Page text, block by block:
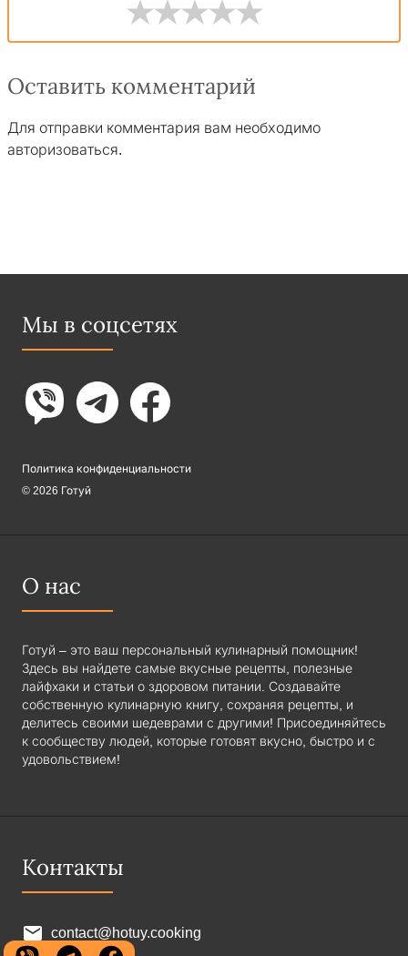
Оставить комментарий
Для отправки комментария вам необходимо
авторизоваться.
Мы в соцсетях
Политика конфиденциальности
© 2026 Готуй
О нас
Готуй – это ваш персональный кулинарный помощник!
Здесь вы найдете самые вкусные рецепты, полезные
лайфхаки и статьи о здоровом питании. Создавайте
собственную кулинарную книгу, сохраняя рецепты, и
делитесь своими шедеврами с другими! Присоединяйтесь
к сообществу людей, которые готовят вкусно, быстро и с
удовольствием!
Контакты
contact@hotuy.cooking